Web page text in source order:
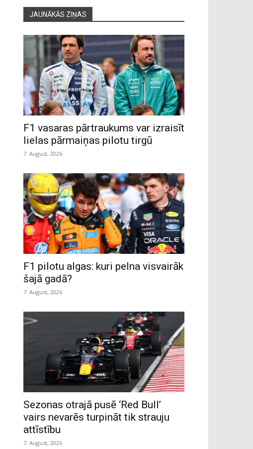
JAUNĀKĀS ZIŅAS
F1 vasaras pārtraukums var izraisīt
lielas pārmaiņas pilotu tirgū
7. August, 2026
F1 pilotu algas: kuri pelna visvairāk
šajā gadā?
7. August, 2026
Sezonas otrajā pusē ‘Red Bull’
vairs nevarēs turpināt tik strauju
attīstību
7. August, 2026